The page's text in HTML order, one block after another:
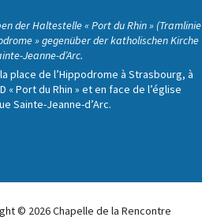
der Haltestelle « Port du Rhin » (Tramlinie
» gegenüber der katholischen Kirche
Jeanne-d’Arc.
place de l’Hippodrome à Strasbourg, à
« Port du Rhin » et en face de l’église
Sainte-Jeanne-d’Arc.
© 2026 Chapelle de la Rencontre